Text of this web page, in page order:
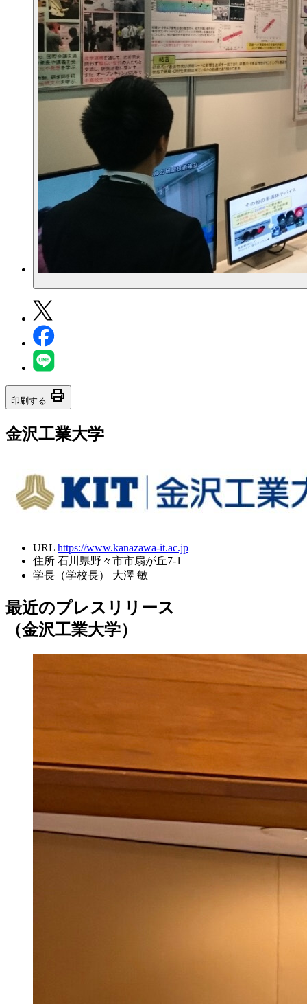
印刷する print
金沢工業大学
URL https://www.kanazawa-it.ac.jp
住所 石川県野々市市扇が丘7-1
学長（学校長）
大澤 敏
最近のプレスリリース
（金沢工業大学）